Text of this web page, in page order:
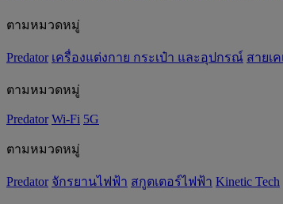
ตามหมวดหมู่
Predator เครื่องแต่งกาย กระเป๋า และอุปกรณ์ สายเ
ตามหมวดหมู่
Predator Wi-Fi 5G
ตามหมวดหมู่
Predator จักรยานไฟฟ้า สกูตเตอร์ไฟฟ้า Kinetic Tech